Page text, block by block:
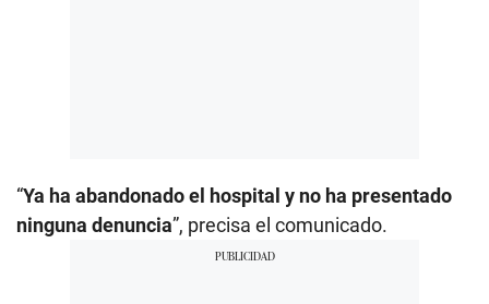
“Ya ha abandonado el hospital y no ha presentado
ninguna denuncia”, precisa el comunicado.